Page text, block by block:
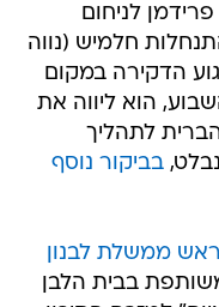
לניחום
חלמיש (נווה
הדקירה במקום
הוא ליווה את
לתהליך
בביקור נוסף
ממשלת לבנון
בבית הלבן